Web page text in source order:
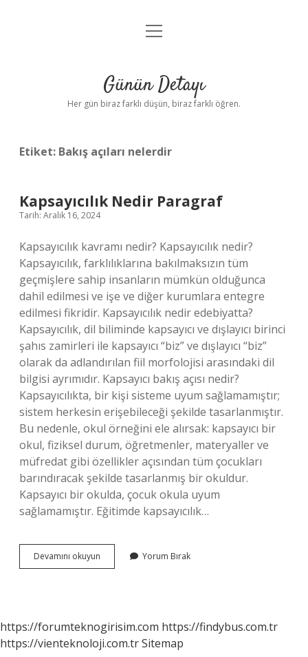
Anasayfa
Yasal Uyarı
menüyü
Günün Detayı
Her gün biraz farklı düşün, biraz farklı öğren.
Etiket: Bakış açıları nelerdir
Kapsayıcılık Nedir Paragraf
Tarih: Aralık 16, 2024
Kapsayıcılık kavramı nedir? Kapsayıcılık nedir?
Kapsayıcılık, farklılıklarına bakılmaksızın tüm
geçmişlere sahip insanların mümkün olduğunca
dahil edilmesi ve işe ve diğer kurumlara entegre
edilmesi fikridir. Kapsayıcılık nedir edebiyatta?
Kapsayıcılık, dil biliminde kapsayıcı ve dışlayıcı birinci
şahıs zamirleri ile kapsayıcı “biz” ve dışlayıcı “biz”
olarak da adlandırılan fiil morfolojisi arasındaki dil
bilgisi ayrımıdır. Kapsayıcı bakış açısı nedir?
Kapsayıcılıkta, bir kişi sisteme uyum sağlamamıştır;
sistem herkesin erişebileceği şekilde tasarlanmıştır.
Bu nedenle, okul örneğini ele alırsak: kapsayıcı bir
okul, fiziksel durum, öğretmenler, materyaller ve
müfredat gibi özellikler açısından tüm çocukları
barındıracak şekilde tasarlanmış bir okuldur.
Kapsayıcı bir okulda, çocuk okula uyum
sağlamamıştır. Eğitimde kapsayıcılık…
Devamını okuyun Kapsayıcılık
Nedir
Yorum Bırak
https://forumteknogirisim.com https://findybus.com.tr
https://vienteknoloji.com.trSitemap